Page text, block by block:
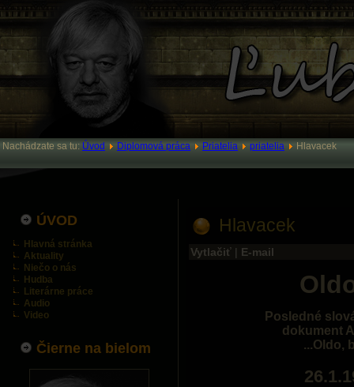
Nachádzate sa tu: Úvod Diplomová práca Priatelia priatelia Hlavacek
ÚVOD
Hlavná stránka
Aktuality
Niečo o nás
Hudba
Literárne práce
Audio
Video
Čierne na bielom
Hlavacek
Vytlačiť | E-mail
Posledné
dokument
...Oldo,